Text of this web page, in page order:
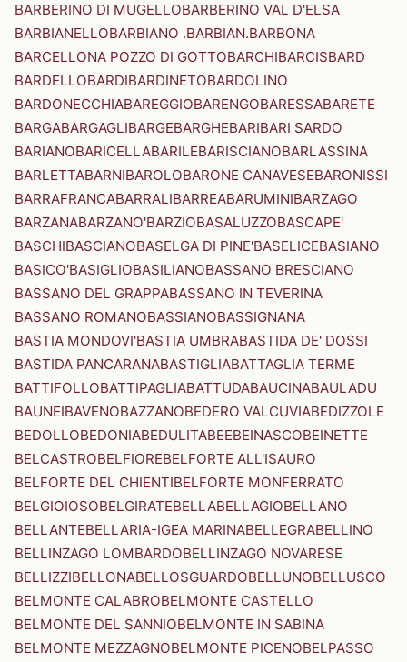
BARBERINO DI MUGELLOBARBERINO VAL D'ELSA
BARBIANELLOBARBIANO .BARBIAN.BARBONA
BARCELLONA POZZO DI GOTTOBARCHIBARCISBARD
BARDELLOBARDIBARDINETOBARDOLINO
BARDONECCHIABAREGGIOBARENGOBARESSABARETE
BARGABARGAGLIBARGEBARGHEBARIBARI SARDO
BARIANOBARICELLABARILEBARISCIANOBARLASSINA
BARLETTABARNIBAROLOBARONE CANAVESEBARONISSI
BARRAFRANCABARRALIBARREABARUMINIBARZAGO
BARZANABARZANO'BARZIOBASALUZZOBASCAPE'
BASCHIBASCIANOBASELGA DI PINE'BASELICEBASIANO
BASICO'BASIGLIOBASILIANOBASSANO BRESCIANO
BASSANO DEL GRAPPABASSANO IN TEVERINA
BASSANO ROMANOBASSIANOBASSIGNANA
BASTIA MONDOVI'BASTIA UMBRABASTIDA DE' DOSSI
BASTIDA PANCARANABASTIGLIABATTAGLIA TERME
BATTIFOLLOBATTIPAGLIABATTUDABAUCINABAULADU
BAUNEIBAVENOBAZZANOBEDERO VALCUVIABEDIZZOLE
BEDOLLOBEDONIABEDULITABEEBEINASCOBEINETTE
BELCASTROBELFIOREBELFORTE ALL'ISAURO
BELFORTE DEL CHIENTIBELFORTE MONFERRATO
BELGIOIOSOBELGIRATEBELLABELLAGIOBELLANO
BELLANTEBELLARIA-IGEA MARINABELLEGRABELLINO
BELLINZAGO LOMBARDOBELLINZAGO NOVARESE
BELLIZZIBELLONABELLOSGUARDOBELLUNOBELLUSCO
BELMONTE CALABROBELMONTE CASTELLO
BELMONTE DEL SANNIOBELMONTE IN SABINA
BELMONTE MEZZAGNOBELMONTE PICENOBELPASSO